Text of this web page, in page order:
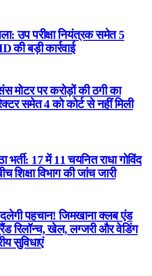
उप परीक्षा नियंत्रक समेत 5
की बड़ी कार्रवाई
मोटर पर करोड़ों की ठगी का
समेत 4 को कोर्ट से नहीं मिली
भर्ती: 17 में 11 चयनित राधा गोविंद
शिक्षा विभाग की जांच जारी
पहचान! जिमखाना क्लब एंड
रिलॉन्च, खेल, लग्जरी और वेडिंग
सुविधाएं